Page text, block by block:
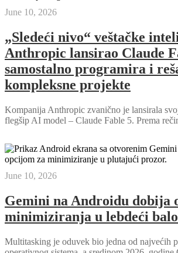
June 10, 2026
„Sledeći nivo“ veštačke
Anthropic lansirao Claude
samostalno programira i
kompleksne projekte
Kompanija Anthropic zvanično je lansirala
flegšip AI model – Claude Fable 5. Prema
June 10, 2026
Gemini na Androidu dobija
minimiziranja u lebdeći
Multitasking je oduvek bio jedna od najvećih